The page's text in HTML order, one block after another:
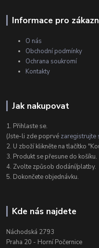
Informace pro
O nás
Obchodní podmínky
Ochrana soukromí
Kontakty
Jak nakupovat
1. Přihlaste se.
(Jste-li zde poprvé zaregistrujte
2. U zboží klikněte na tlačítko
3. Produkt se přesune do košíku.
4. Zvolte způsob dodání/platby.
5. Dokončete objednávku.
Kde nás najdete
Náchodská 2793
Praha 20 - Horní Počernice